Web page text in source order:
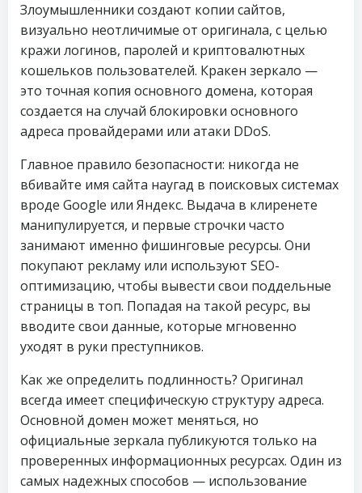
Злоумышленники создают копии сайтов,
визуально неотличимые от оригинала, с целью
кражи логинов, паролей и криптовалютных
кошельков пользователей. Кракен зеркало —
это точная копия основного домена, которая
создается на случай блокировки основного
адреса провайдерами или атаки DDoS.
Главное правило безопасности: никогда не
вбивайте имя сайта наугад в поисковых системах
вроде Google или Яндекс. Выдача в клиренете
манипулируется, и первые строчки часто
занимают именно фишинговые ресурсы. Они
покупают рекламу или используют SEO-
оптимизацию, чтобы вывести свои поддельные
страницы в топ. Попадая на такой ресурс, вы
вводите свои данные, которые мгновенно
уходят в руки преступников.
Как же определить подлинность? Оригинал
всегда имеет специфическую структуру адреса.
Основной домен может меняться, но
официальные зеркала публикуются только на
проверенных информационных ресурсах. Один из
самых надежных способов — использование